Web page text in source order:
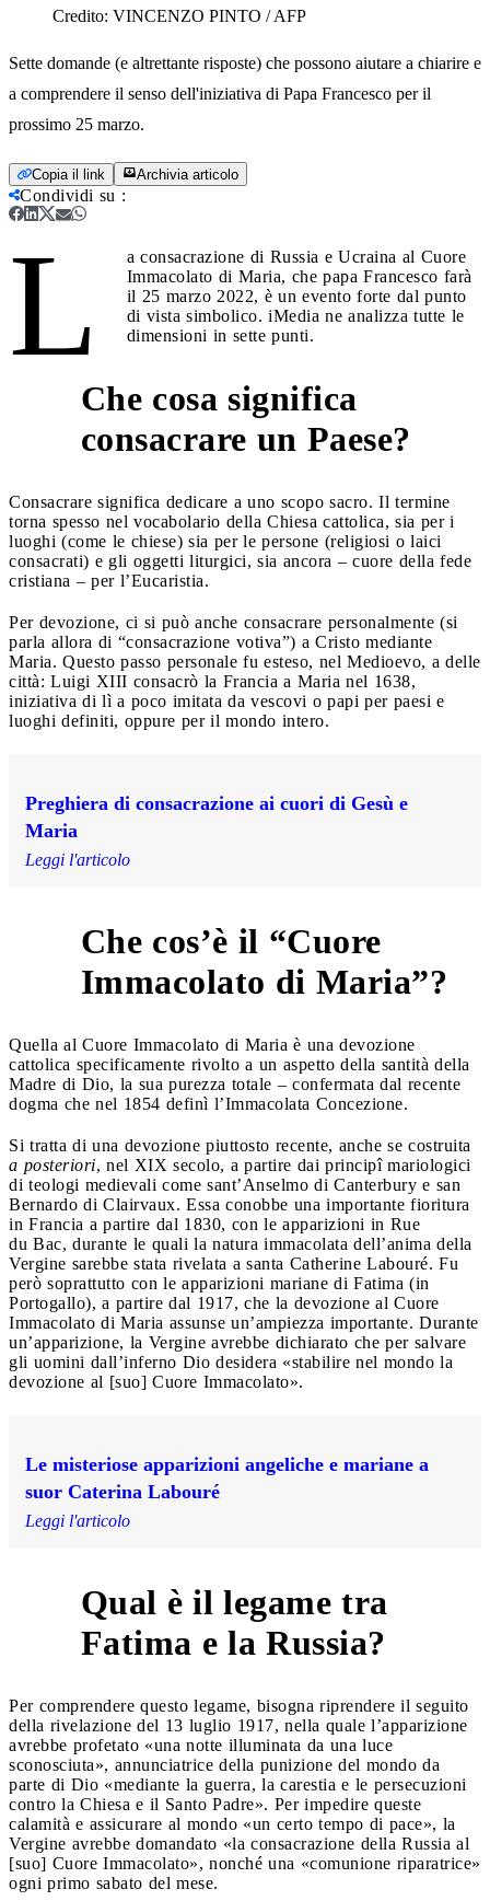
Credito: VINCENZO PINTO / AFP
Sette domande (e altrettante risposte) che possono aiutare a chiarire e
a comprendere il senso dell'iniziativa di Papa Francesco per il
prossimo 25 marzo.
Copia il link Archivia articolo
Condividi su :
L
a consacrazione di Russia e Ucraina al Cuore
Immacolato di Maria, che papa Francesco farà
il 25 marzo 2022, è un evento forte dal punto
di vista simbolico. iMedia ne analizza tutte le
dimensioni in sette punti.
Che cosa significa
consacrare un Paese?
Consacrare significa dedicare a uno scopo sacro. Il termine
torna spesso nel vocabolario della Chiesa cattolica, sia per i
luoghi (come le chiese) sia per le persone (religiosi o laici
consacrati) e gli oggetti liturgici, sia ancora – cuore della fede
cristiana – per l’Eucaristia.
Per devozione, ci si può anche consacrare personalmente (si
parla allora di “consacrazione votiva”) a Cristo mediante
Maria. Questo passo personale fu esteso, nel Medioevo, a delle
città: Luigi XIII consacrò la Francia a Maria nel 1638,
iniziativa di lì a poco imitata da vescovi o papi per paesi e
luoghi definiti, oppure per il mondo intero.
Preghiera di consacrazione ai cuori di Gesù e
Maria
Leggi l'articolo
Che cos’è il “Cuore
Immacolato di Maria”?
Quella al Cuore Immacolato di Maria è una devozione
cattolica specificamente rivolto a un aspetto della santità della
Madre di Dio, la sua purezza totale – confermata dal recente
dogma che nel 1854 definì l’Immacolata Concezione.
Si tratta di una devozione piuttosto recente, anche se costruita
a posteriori, nel XIX secolo, a partire dai principî mariologici
di teologi medievali come sant’Anselmo di Canterbury e san
Bernardo di Clairvaux. Essa conobbe una importante fioritura
in Francia a partire dal 1830, con le apparizioni in Rue
du Bac, durante le quali la natura immacolata dell’anima della
Vergine sarebbe stata rivelata a santa Catherine Labouré. Fu
però soprattutto con le apparizioni mariane di Fatima (in
Portogallo), a partire dal 1917, che la devozione al Cuore
Immacolato di Maria assunse un’ampiezza importante. Durante
un’apparizione, la Vergine avrebbe dichiarato che per salvare
gli uomini dall’inferno Dio desidera «stabilire nel mondo la
devozione al [suo] Cuore Immacolato».
Le misteriose apparizioni angeliche e mariane a
suor Caterina Labouré
Leggi l'articolo
Qual è il legame tra
Fatima e la Russia?
Per comprendere questo legame, bisogna riprendere il seguito
della rivelazione del 13 luglio 1917, nella quale l’apparizione
avrebbe profetato «una notte illuminata da una luce
sconosciuta», annunciatrice della punizione del mondo da
parte di Dio «mediante la guerra, la carestia e le persecuzioni
contro la Chiesa e il Santo Padre». Per impedire queste
calamità e assicurare al mondo «un certo tempo di pace», la
Vergine avrebbe domandato «la consacrazione della Russia al
[suo] Cuore Immacolato», nonché una «comunione riparatrice»
ogni primo sabato del mese.